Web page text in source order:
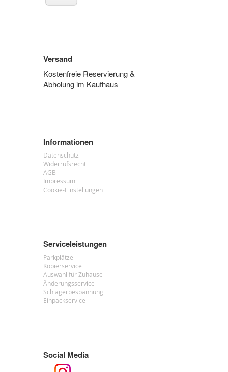
Versand
Kostenfreie Reservierung &
Abholung im Kaufhaus
Informationen
Datenschutz
Widerrufsrecht
AGB
Impressum
Cookie-Einstellungen
Serviceleistungen
Parkplätze
Kopierservice
Auswahl für Zuhause
Änderungsservice
Schlägerbespannung
Einpackservice
Social Media